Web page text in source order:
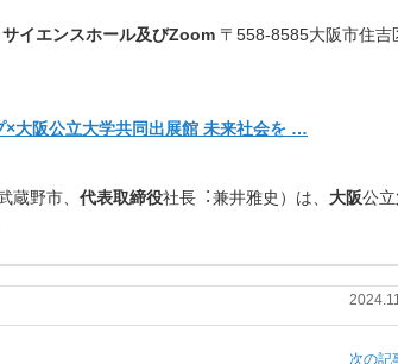
イエンスホール及びZoom 〒558-8585大阪市住吉
大阪公立大学共同出展館 未来社会を …
蔵野市、 代表取締役社長︓兼井雅史）は、 大阪公立
次の記